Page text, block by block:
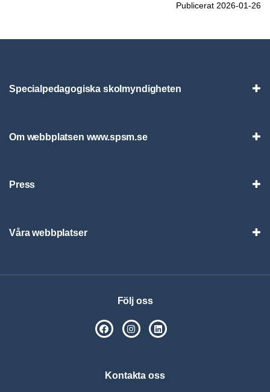
Publicerat 2026-01-26
Specialpedagogiska skolmyndigheten
Om webbplatsen www.spsm.se
Press
Våra webbplatser
Följ oss
SPSM på Facebook
SPSM på Instagram
Kontakta oss